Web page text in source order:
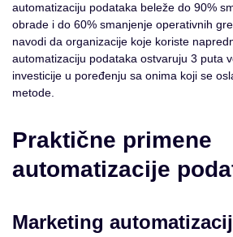
automatizaciju podataka beleže do 90%
obrade i do 60% smanjenje operativnih
navodi da organizacije koje koriste
automatizaciju podataka ostvaruju 3 puta
investicije u poređenju sa onima koji se
metode.
Praktične primene
automatizacije
Marketing